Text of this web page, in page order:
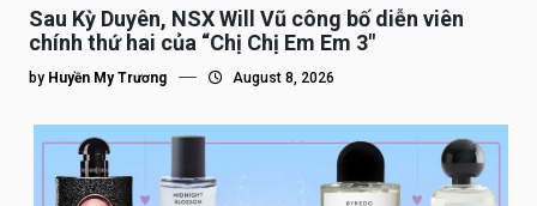
Sau Kỳ Duyên, NSX Will Vũ công bố diễn viên
chính thứ hai của “Chị Chị Em Em 3″
by Huyền My Trương August 8, 2026